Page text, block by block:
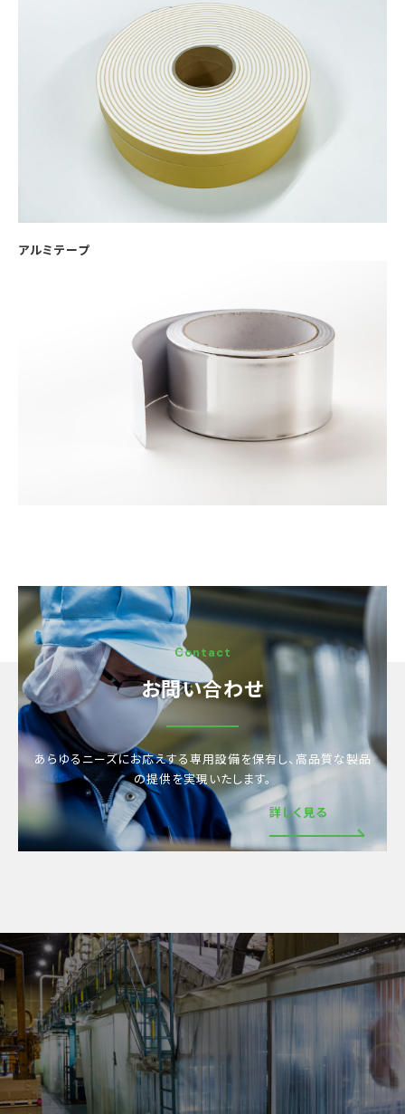
アルミテープ
Contact
お問い合わせ
あらゆるニーズにお応えする専用設備を保有し、 高品質な製品
の提供を実現いたします。
詳しく見る